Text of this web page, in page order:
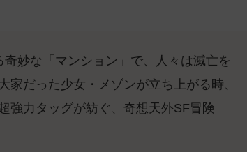
妙な「マンション」で、人々は滅亡を
家だった少女・メゾンが立ち上がる時、
強力タッグが紡ぐ、奇想天外SF冒険